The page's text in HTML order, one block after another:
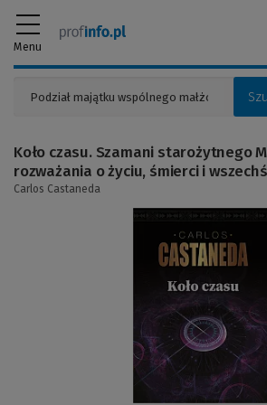
Menu
Koło czasu. Szamani starożytnego
rozważania o życiu, śmierci i
Carlos Castaneda